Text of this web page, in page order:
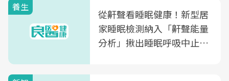
養生
從鼾聲看睡眠健康！新型居
家睡眠檢測納入「鼾聲能量
分析」揪出睡眠呼吸中止症